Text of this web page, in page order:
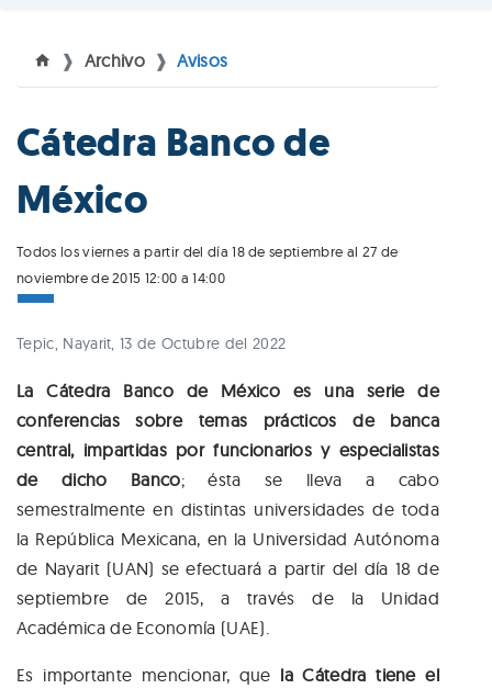
Archivo Avisos
Cátedra Banco de
México
Todos los viernes a partir del día 18 de septiembre al 27 de
noviembre de 2015 12:00 a 14:00
Tepic, Nayarit, 13 de Octubre del 2022
La Cátedra Banco de México es una serie de
conferencias sobre temas prácticos de banca
central, impartidas por funcionarios y especialistas
de dicho Banco; ésta se lleva a cabo
semestralmente en distintas universidades de toda
la República Mexicana, en la Universidad Autónoma
de Nayarit (UAN) se efectuará a partir del día 18 de
septiembre de 2015, a través de la Unidad
Académica de Economía (UAE).
Es importante mencionar, que la Cátedra tiene el